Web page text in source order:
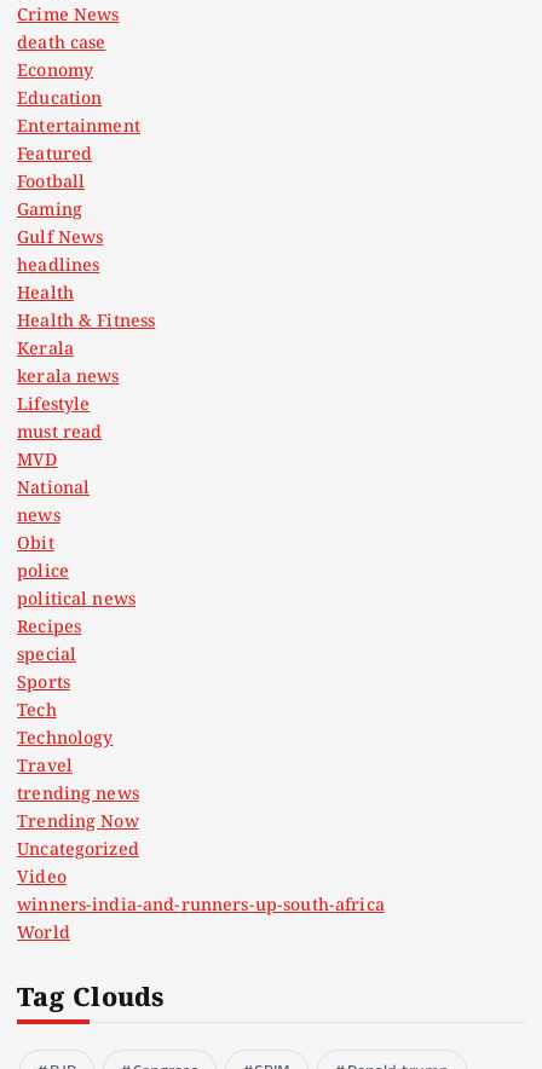
Crime News
death case
Economy
Education
Entertainment
Featured
Football
Gaming
Gulf News
headlines
Health
Health & Fitness
Kerala
kerala news
Lifestyle
must read
MVD
National
news
Obit
police
political news
Recipes
special
Sports
Tech
Technology
Travel
trending news
Trending Now
Uncategorized
Video
winners-india-and-runners-up-south-africa
World
Tag Clouds